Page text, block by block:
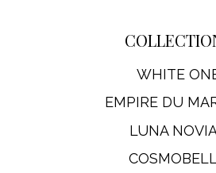
WHITE
EMPIRE DU
LUNA